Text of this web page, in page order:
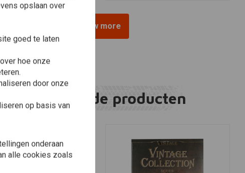
View more
Gerelateerde producten
opslaan over
goed te laten
hoe onze
door onze
op basis van
onderaan
alle cookies zoals